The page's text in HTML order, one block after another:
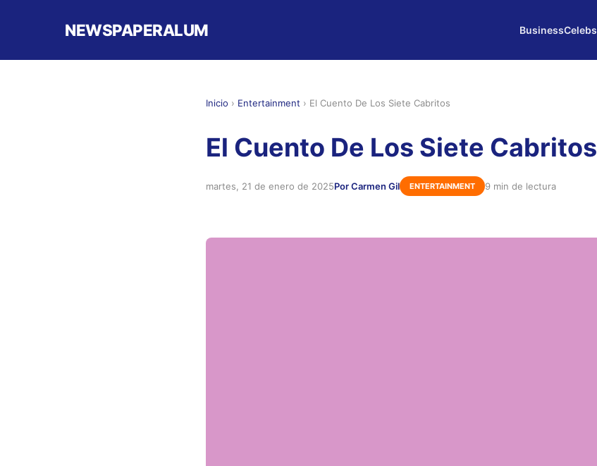
NEWSPAPERALUM BusinessCelebs
Inicio › Entertainment › El Cuento De Los Siete Cabritos
El Cuento De Los Siete Cabritos
martes, 21 de enero de 2025Por Carmen Gil ENTERTAINMENT 9 min de lectura